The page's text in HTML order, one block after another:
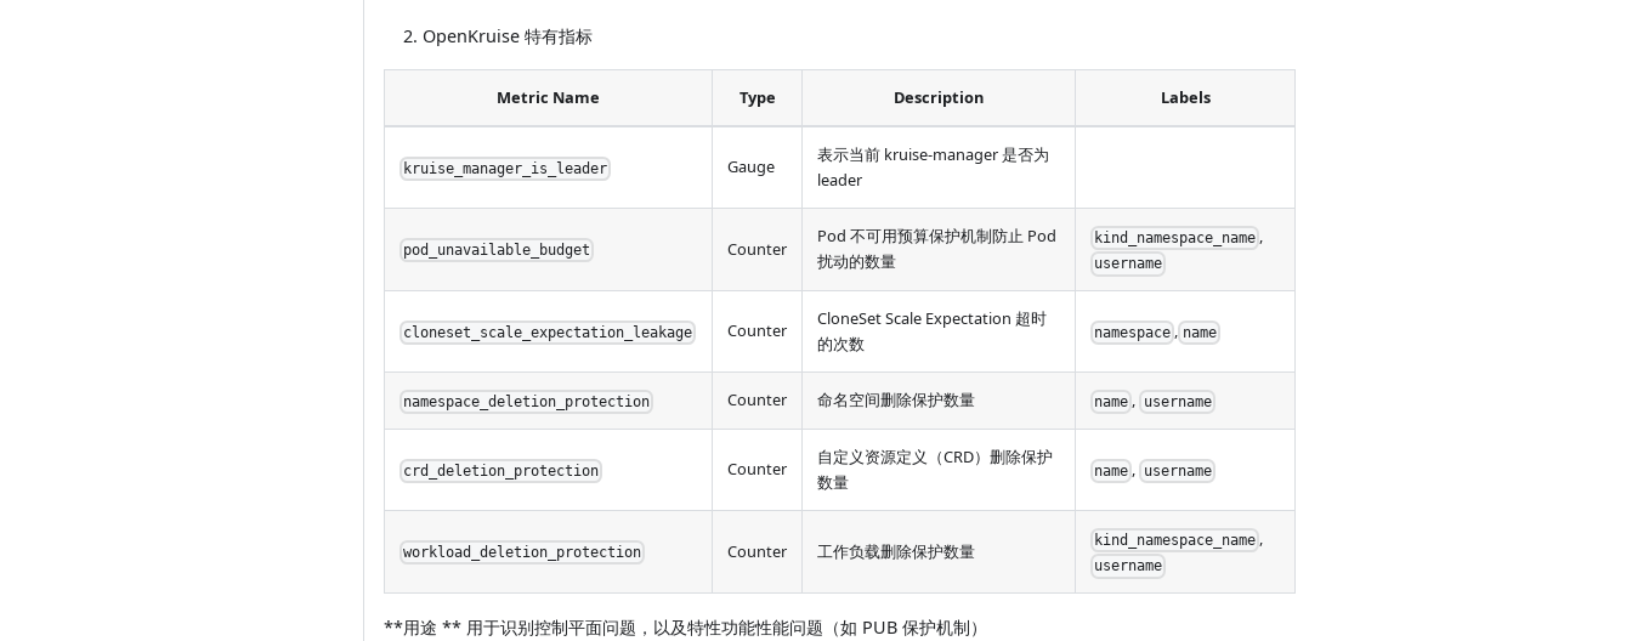
OpenKruise 特有指标
Metric Name Type Description Labels
kruise_manager_is_leader Gauge
表示当前 kruise-manager 是否为
leader
pod_unavailable_budget Counter
Pod 不可用预算保护机制防止 Pod
扰动的数量
kind_namespace_name ,
username
cloneset_scale_expectation_leakage Counter
CloneSet Scale Expectation 超时
的次数
namespace , name
namespace_deletion_protection Counter 命名空间删除保护数量 name , username
crd_deletion_protection Counter
自定义资源定义（CRD）删除保护
数量
name , username
workload_deletion_protection Counter 工作负载删除保护数量
kind_namespace_name ,
username
**用途 ** 用于识别控制平面问题，以及特性功能性能问题（如 PUB 保护机制）